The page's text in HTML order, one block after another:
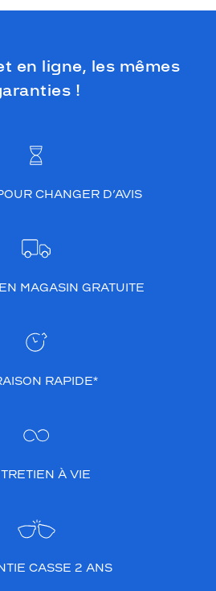
en ligne, les mêmes
!
CHANGER D’AVIS
MAGASIN GRATUITE
RAPIDE*
À VIE
CASSE 2 ANS